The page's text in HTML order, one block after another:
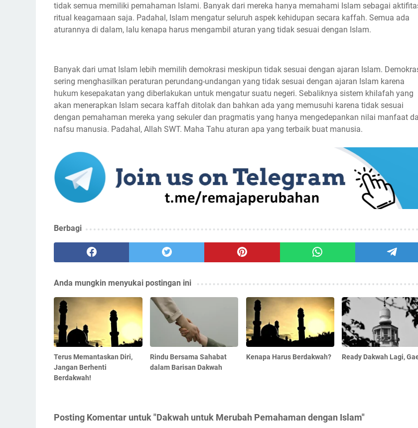
tidak semua memiliki pemahaman Islami. Banyak dari mereka hanya memahami Islam sebagai
ritual keagamaan saja. Padahal, Islam mengatur seluruh aspek kehidupan secara kaffah. Semua ada
aturannya di dalam, lalu kenapa harus mengambil aturan yang tidak sesuai dengan Islam.
Banyak dari umat Islam lebih memilih demokrasi meskipun tidak sesuai dengan ajaran Islam.
sering menghasilkan peraturan perundang-undangan yang tidak sesuai dengan ajaran Islam karena
hukum kesepakatan yang diberlakukan untuk mengatur suatu negeri. Sebaliknya sistem khilafah yang
akan menerapkan Islam secara kaffah ditolak dan bahkan ada yang memusuhi karena tidak sesuai
dengan pemahaman mereka yang sekuler dan pragmatis yang hanya mengedepankan nilai manfaat
nafsu manusia. Padahal, Allah SWT. Maha Tahu aturan apa yang terbaik buat manusia.
Berbagi
Anda mungkin menyukai postingan ini
Terus Memantaskan Diri,
Jangan Berhenti
Berdakwah!
Rindu Bersama Sahabat
dalam Barisan Dakwah
Kenapa Harus Berdakwah? Ready Dakwah Lagi,
Posting Komentar untuk "Dakwah untuk Merubah Pemahaman dengan Islam"